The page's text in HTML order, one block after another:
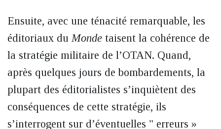
Ensuite, avec une ténacité remarquable, les
éditoriaux duMonde taisent la cohérence de
la stratégie militaire de l’OTAN. Quand,
après quelques jours de bombardements, la
plupart des éditorialistes s’inquiètent des
conséquences de cette stratégie, ils
s’interrogent sur d’éventuelles " erreurs »